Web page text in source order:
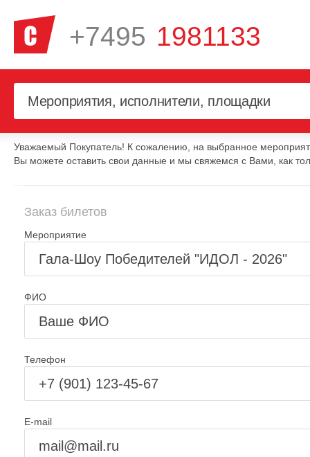
+7495 1981133
Уважаемый Покупатель! К сожалению, на выбранное
Вы можете оставить свои данные и мы свяжемся с Вами, как
Заказ билетов
Мероприятие
ФИО
Телефон
E-mail